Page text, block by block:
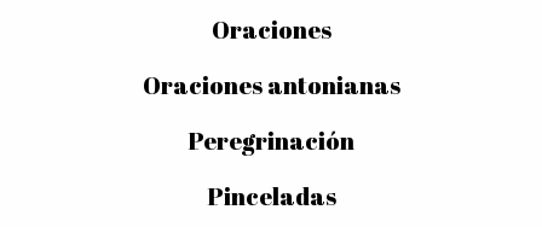
Oraciones
Oraciones antonianas
Peregrinación
Pinceladas